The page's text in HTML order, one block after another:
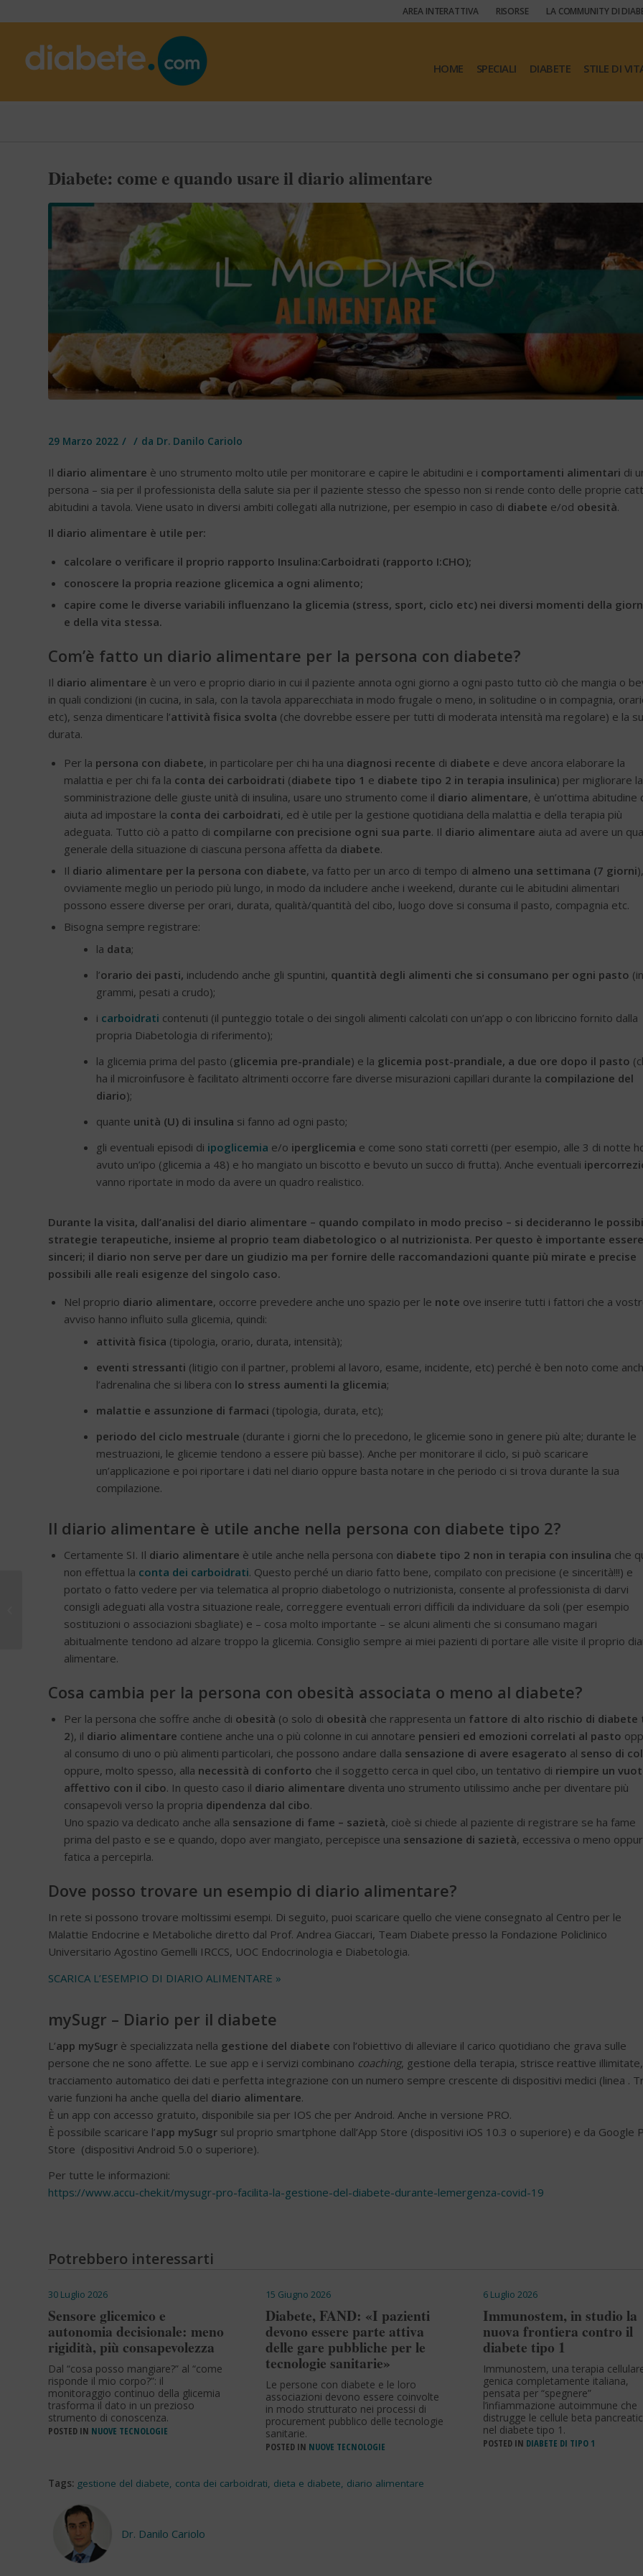
AREA INTERATTIVA RISORSE LA COMMUNITY DI
HOME SPECIALI DIABETE STILE DI
Diabete: come e quando usare il diario alimentare
29 Marzo 2022 / / da Dr. Danilo Cariolo
Il diario alimentare è uno strumento molto utile per monitorare e capire le abitudini e i comportamenti alimentari di
persona – sia per il professionista della salute sia per il paziente stesso che spesso non si rende conto delle proprie
abitudini a tavola. Viene usato in diversi ambiti collegati alla nutrizione, per esempio in caso di diabete e/od obesità.
Il diario alimentare è utile per:
calcolare o verificare il proprio rapporto Insulina:Carboidrati (rapporto I:CHO);
conoscere la propria reazione glicemica a ogni alimento;
capire come le diverse variabili influenzano la glicemia (stress, sport, ciclo etc) nei diversi momenti della
e della vita stessa.
Com’è fatto un diario alimentare per la persona con diabete?
Il diario alimentare è un vero e proprio diario in cui il paziente annota ogni giorno a ogni pasto tutto ciò che mangia o
in quali condizioni (in cucina, in sala, con la tavola apparecchiata in modo frugale o meno, in solitudine o in compagnia,
etc), senza dimenticare l’attività fisica svolta (che dovrebbe essere per tutti di moderata intensità ma regolare) e la
durata.
Per la persona con diabete, in particolare per chi ha una diagnosi recente di diabete e deve ancora elaborare la
malattia e per chi fa la conta dei carboidrati (diabete tipo 1 e diabete tipo 2 in terapia insulinica) per migliorare la
somministrazione delle giuste unità di insulina, usare uno strumento come il diario alimentare, è un’ottima abitudine
aiuta ad impostare la conta dei carboidrati, ed è utile per la gestione quotidiana della malattia e della terapia più
adeguata. Tutto ciò a patto di compilarne con precisione ogni sua parte. Il diario alimentare aiuta ad avere un
generale della situazione di ciascuna persona affetta da diabete.
Il diario alimentare per la persona con diabete, va fatto per un arco di tempo di almeno una settimana (7 giorni),
ovviamente meglio un periodo più lungo, in modo da includere anche i weekend, durante cui le abitudini alimentari
possono essere diverse per orari, durata, qualità/quantità del cibo, luogo dove si consuma il pasto, compagnia etc.
Bisogna sempre registrare:
la data;
l’orario dei pasti, includendo anche gli spuntini, quantità degli alimenti che si consumano per ogni pasto (in
grammi, pesati a crudo);
i carboidrati contenuti (il punteggio totale o dei singoli alimenti calcolati con un’app o con libriccino fornito dalla
propria Diabetologia di riferimento);
la glicemia prima del pasto (glicemia pre-prandiale) e la glicemia post-prandiale, a due ore dopo il pasto
ha il microinfusore è facilitato altrimenti occorre fare diverse misurazioni capillari durante la compilazione del
diario);
quante unità (U) di insulina si fanno ad ogni pasto;
gli eventuali episodi di ipoglicemia e/o iperglicemia e come sono stati corretti (per esempio, alle 3 di notte
avuto un’ipo (glicemia a 48) e ho mangiato un biscotto e bevuto un succo di frutta). Anche eventuali
vanno riportate in modo da avere un quadro realistico.
Durante la visita, dall’analisi del diario alimentare – quando compilato in modo preciso – si decideranno le
strategie terapeutiche, insieme al proprio team diabetologico o al nutrizionista. Per questo è importante essere
sinceri; il diario non serve per dare un giudizio ma per fornire delle raccomandazioni quante più mirate e precise
possibili alle reali esigenze del singolo caso.
Nel proprio diario alimentare, occorre prevedere anche uno spazio per le note ove inserire tutti i fattori che a
avviso hanno influito sulla glicemia, quindi:
attività fisica (tipologia, orario, durata, intensità);
eventi stressanti (litigio con il partner, problemi al lavoro, esame, incidente, etc) perché è ben noto come
l’adrenalina che si libera con lo stress aumenti la glicemia;
malattie e assunzione di farmaci (tipologia, durata, etc);
periodo del ciclo mestruale (durante i giorni che lo precedono, le glicemie sono in genere più alte; durante le
mestruazioni, le glicemie tendono a essere più basse). Anche per monitorare il ciclo, si può scaricare
un’applicazione e poi riportare i dati nel diario oppure basta notare in che periodo ci si trova durante la sua
compilazione.
Il diario alimentare è utile anche nella persona con diabete tipo 2?
Certamente SI. Il diario alimentare è utile anche nella persona con diabete tipo 2 non in terapia con insulina che
non effettua la conta dei carboidrati. Questo perché un diario fatto bene, compilato con precisione (e sincerità!!!) e
portato o fatto vedere per via telematica al proprio diabetologo o nutrizionista, consente al professionista di darvi
consigli adeguati alla vostra situazione reale, correggere eventuali errori difficili da individuare da soli (per esempio
sostituzioni o associazioni sbagliate) e – cosa molto importante – se alcuni alimenti che si consumano magari
abitualmente tendono ad alzare troppo la glicemia. Consiglio sempre ai miei pazienti di portare alle visite il proprio
alimentare.
Cosa cambia per la persona con obesità associata o meno al diabete?
Per la persona che soffre anche di obesità (o solo di obesità che rappresenta un fattore di alto rischio di diabete
2), il diario alimentare contiene anche una o più colonne in cui annotare pensieri ed emozioni correlati al pasto
al consumo di uno o più alimenti particolari, che possono andare dalla sensazione di avere esagerato al senso di
oppure, molto spesso, alla necessità di conforto che il soggetto cerca in quel cibo, un tentativo di riempire un
affettivo con il cibo. In questo caso il diario alimentare diventa uno strumento utilissimo anche per diventare più
consapevoli verso la propria dipendenza dal cibo.
Uno spazio va dedicato anche alla sensazione di fame – sazietà, cioè si chiede al paziente di registrare se ha fame
prima del pasto e se e quando, dopo aver mangiato, percepisce una sensazione di sazietà, eccessiva o meno
fatica a percepirla.
Dove posso trovare un esempio di diario alimentare?
In rete si possono trovare moltissimi esempi. Di seguito, puoi scaricare quello che viene consegnato al Centro per le
Malattie Endocrine e Metaboliche diretto dal Prof. Andrea Giaccari, Team Diabete presso la Fondazione Policlinico
Universitario Agostino Gemelli IRCCS, UOC Endocrinologia e Diabetologia.
SCARICA L’ESEMPIO DI DIARIO ALIMENTARE »
mySugr – Diario per il diabete
L’app mySugr è specializzata nella gestione del diabete con l’obiettivo di alleviare il carico quotidiano che grava sulle
persone che ne sono affette. Le sue app e i servizi combinano coaching, gestione della terapia, strisce reattive illimitate,
tracciamento automatico dei dati e perfetta integrazione con un numero sempre crescente di dispositivi medici (linea .
varie funzioni ha anche quella del diario alimentare.
È un app con accesso gratuito, disponibile sia per IOS che per Android. Anche in versione PRO.
È possibile scaricare l’app mySugr sul proprio smartphone dall’App Store (dispositivi iOS 10.3 o superiore) e da Google
Store (dispositivi Android 5.0 o superiore).
Per tutte le informazioni:
https://www.accu-chek.it/mysugr-pro-facilita-la-gestione-del-diabete-durante-lemergenza-covid-19
Potrebbero interessarti
30 Luglio 2026
Sensore glicemico e
autonomia decisionale: meno
rigidità, più consapevolezza
Dal “cosa posso mangiare?” al “come
risponde il mio corpo?”: il
monitoraggio continuo della glicemia
trasforma il dato in un prezioso
strumento di conoscenza.
POSTED IN NUOVE TECNOLOGIE
15 Giugno 2026
Diabete, FAND: «I pazienti
devono essere parte attiva
delle gare pubbliche per le
tecnologie sanitarie»
Le persone con diabete e le loro
associazioni devono essere coinvolte
in modo strutturato nei processi di
procurement pubblico delle tecnologie
sanitarie.
POSTED IN NUOVE TECNOLOGIE
6 Luglio 2026
Immunostem, in studio la
nuova frontiera contro il
diabete tipo 1
Immunostem, una terapia
genica completamente italiana,
pensata per “spegnere”
l’infiammazione autoimmune che
distrugge le cellule beta
nel diabete tipo 1.
POSTED IN DIABETE DI TIPO 1
Tags: gestione del diabete, conta dei carboidrati, dieta e diabete, diario alimentare
Dr. Danilo Cariolo
Diabete: le app utili per
la conta dei carboidrati
(conta-CHO)